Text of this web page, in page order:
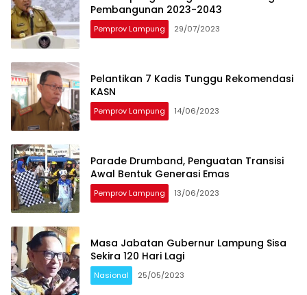
Pembangunan 2023-2043
Pemprov Lampung 29/07/2023
Pelantikan 7 Kadis Tunggu Rekomendasi
KASN
Pemprov Lampung 14/06/2023
Parade Drumband, Penguatan Transisi
Awal Bentuk Generasi Emas
Pemprov Lampung 13/06/2023
Masa Jabatan Gubernur Lampung Sisa
Sekira 120 Hari Lagi
Nasional 25/05/2023